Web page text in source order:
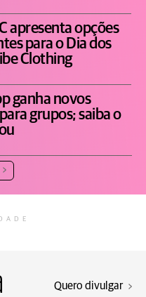
apresenta opções
para o Dia dos
Clothing
ganha novos
grupos; saiba o
Quero divulgar